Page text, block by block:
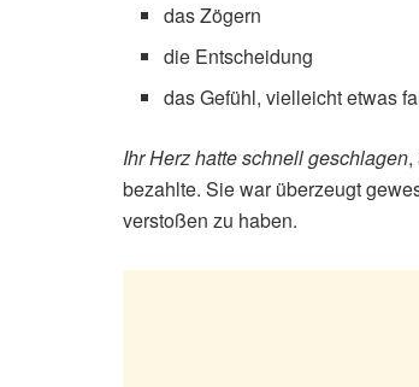
das Zögern
die Entscheidung
das Gefühl, vielleicht etwas
Ihr Herz hatte schnell geschlagen,
bezahlte. Sie war überzeugt
verstoßen zu haben.